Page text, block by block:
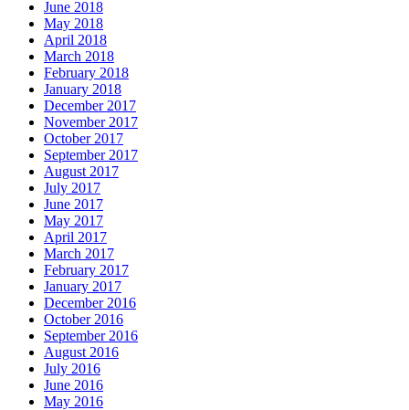
June 2018
May 2018
April 2018
March 2018
February 2018
January 2018
December 2017
November 2017
October 2017
September 2017
August 2017
July 2017
June 2017
May 2017
April 2017
March 2017
February 2017
January 2017
December 2016
October 2016
September 2016
August 2016
July 2016
June 2016
May 2016